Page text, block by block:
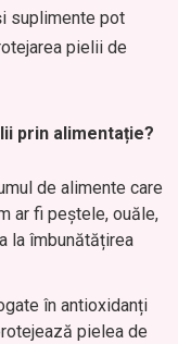
suplimente pot
pielii de
prin alimentație?
de alimente care
ar fi peștele, ouăle,
la îmbunătățirea
în antioxidanți
pielea de